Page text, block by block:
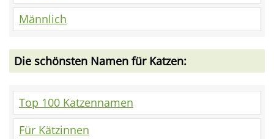
Männlich
Die schönsten Namen für Katzen:
Top 100 Katzennamen
Für Kätzinnen